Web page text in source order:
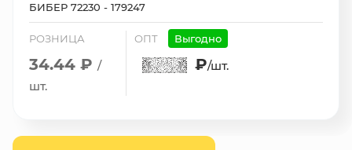
БИБЕР 72230 - 179247
РОЗНИЦА
34.44 ₽ /
шт.
ОПТ Выгодно
₽/шт.